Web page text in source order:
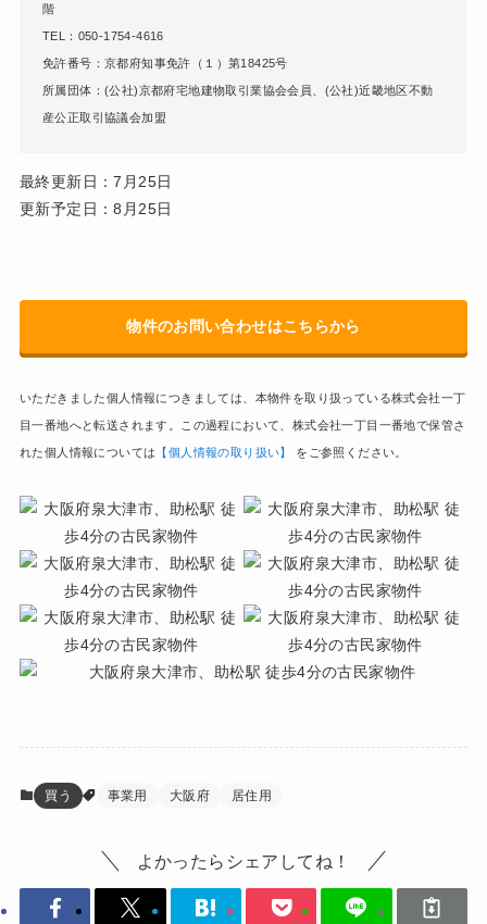
階
TEL：050-1754-4616
免許番号：京都府知事免許（１）第18425号
所属団体：(公社)京都府宅地建物取引業協会会員、(公社)近畿地区不動
産公正取引協議会加盟
最終更新日：7月25日
更新予定日：8月25日
物件のお問い合わせはこちらから
いただきました個人情報につきましては、本物件を取り扱っている株式会社一丁
目一番地へと転送されます。この過程において、株式会社一丁目一番地で保管さ
れた個人情報については 【個人情報の取り扱い】 をご参照ください。
買う 事業用 大阪府 居住用
よかったらシェアしてね！